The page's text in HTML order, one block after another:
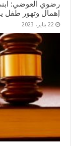
رضوي العوضي:
إهمال وتهور طفل
22 يناير، 2023